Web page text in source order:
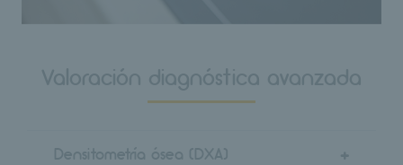
Valoración diagnóstica avanzada
Densitometría ósea (DXA) +